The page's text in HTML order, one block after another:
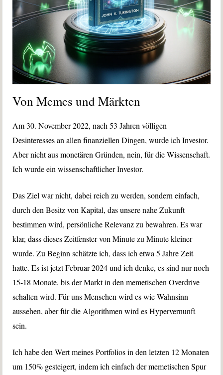
Von Memes und Märkten
Am 30. November 2022, nach 53 Jahren völligen
Desinteresses an allen finanziellen Dingen, wurde ich Investor.
Aber nicht aus monetären Gründen, nein, für die Wissenschaft.
Ich wurde ein wissenschaftlicher Investor.
Das Ziel war nicht, dabei reich zu werden, sondern einfach,
durch den Besitz von Kapital, das unsere nahe Zukunft
bestimmen wird, persönliche Relevanz zu bewahren. Es war
klar, dass dieses Zeitfenster von Minute zu Minute kleiner
wurde. Zu Beginn schätzte ich, dass ich etwa 5 Jahre Zeit
hatte. Es ist jetzt Februar 2024 und ich denke, es sind nur noch
15-18 Monate, bis der Markt in den memetischen Overdrive
schalten wird. Für uns Menschen wird es wie Wahnsinn
aussehen, aber für die Algorithmen wird es Hypervernunft
sein.
Ich habe den Wert meines Portfolios in den letzten 12 Monaten
um 150% gesteigert, indem ich einfach der memetischen Spur